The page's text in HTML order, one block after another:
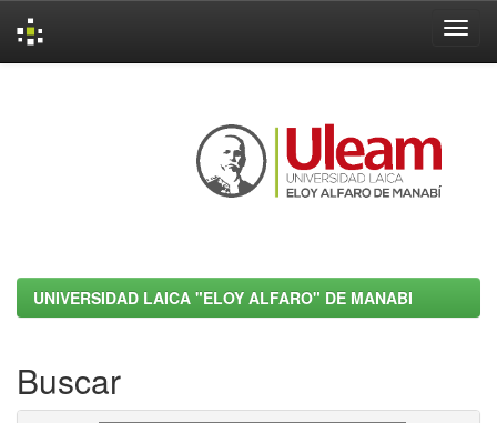
UNIVERSIDAD LAICA "ELOY ALFARO" DE MANABI
Buscar